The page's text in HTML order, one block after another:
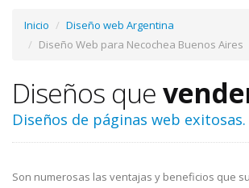
Inicio
Diseño web Argentina
Diseño Web para Necochea Buenos Aires
Diseños que
Diseños de páginas web exitosas.
Son numerosas las ventajas y beneficios que